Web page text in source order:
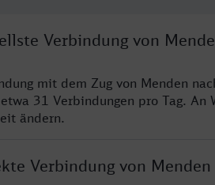
Verbindung von
mit dem Zug von Menden
31 Verbindungen pro Tag. An
ändern.
Verbindung von Menden